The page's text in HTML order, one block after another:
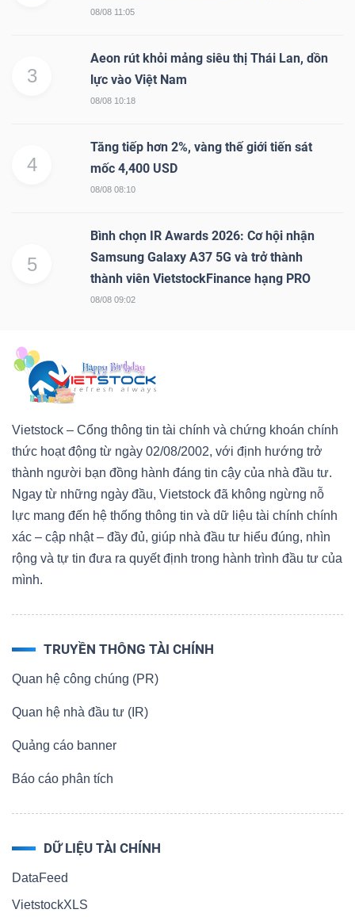
08/08 11:05
3
Aeon rút khỏi mảng siêu thị Thái Lan, dồn
lực vào Việt Nam
08/08 10:18
4
Tăng tiếp hơn 2%, vàng thế giới tiến sát
mốc 4,400 USD
08/08 08:10
5
Bình chọn IR Awards 2026: Cơ hội nhận
Samsung Galaxy A37 5G và trở thành
thành viên VietstockFinance hạng PRO
08/08 09:02
Vietstock – Cổng thông tin tài chính và chứng khoán chính
thức hoạt động từ ngày 02/08/2002, với định hướng trở
thành người bạn đồng hành đáng tin cậy của nhà đầu tư.
Ngay từ những ngày đầu, Vietstock đã không ngừng nỗ
lực mang đến hệ thống thông tin và dữ liệu tài chính chính
xác – cập nhật – đầy đủ, giúp nhà đầu tư hiểu đúng, nhìn
rộng và tự tin đưa ra quyết định trong hành trình đầu tư của
mình.
TRUYỀN THÔNG TÀI CHÍNH
Quan hệ công chúng (PR)
Quan hệ nhà đầu tư (IR)
Quảng cáo banner
Báo cáo phân tích
DỮ LIỆU TÀI CHÍNH
DataFeed
VietstockXLS